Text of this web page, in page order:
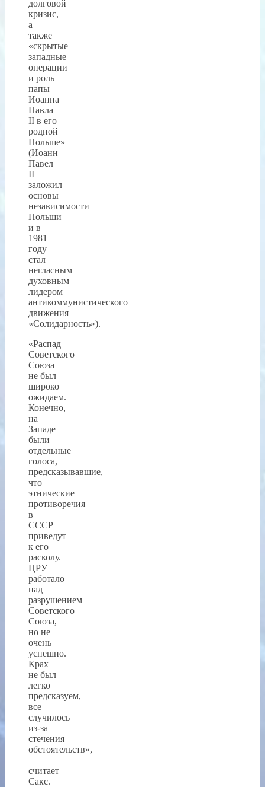
долговой
кризис,
а
также
«скрытые
западные
операции
и роль
папы
Иоанна
Павла
II в его
родной
Польше»
(Иоанн
Павел
II
заложил
основы
независимости
Польши
и в
1981
году
стал
негласным
духовным
лидером
антикоммунистического
движения
«Солидарность»).
«Распад
Советского
Союза
не был
широко
ожидаем.
Конечно,
на
Западе
были
отдельные
голоса,
предсказывавшие,
что
этнические
противоречия
в
СССР
приведут
к его
расколу.
ЦРУ
работало
над
разрушением
Советского
Союза,
но не
очень
успешно.
Крах
не был
легко
предсказуем,
все
случилось
из-за
стечения
обстоятельств»,
—
считает
Сакс.